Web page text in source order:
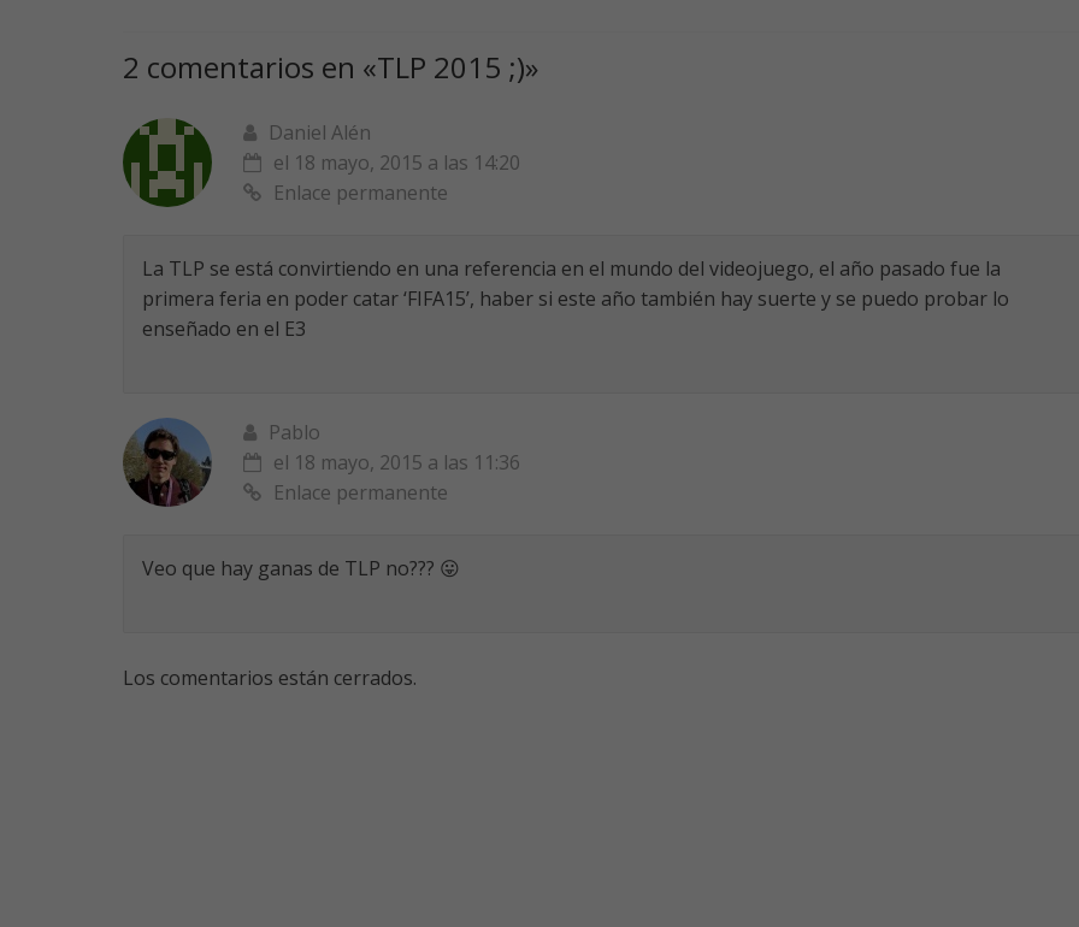
o
k
n p
p
2 comentarios en «TLP 2015 ;)»
Daniel Alén
el 18 mayo, 2015 a las 14:20
Enlace permanente
La TLP se está convirtiendo en una referencia en el mundo del videojuego, el año pasado fue la
primera feria en poder catar ‘FIFA15’, haber si este año también hay suerte y se puedo probar lo
enseñado en el E3
Pablo
el 18 mayo, 2015 a las 11:36
Enlace permanente
Veo que hay ganas de TLP no??? 😛
Los comentarios están cerrados.